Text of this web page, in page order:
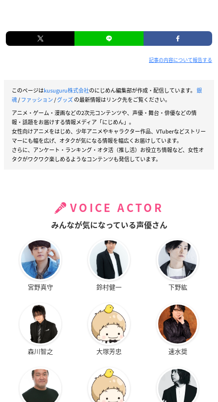
記事の内容について報告する
このページはkusuguru株式会社のにじめん編集部が作成・配信しています。 銀
魂/ファッション/グッズの最新情報はリンク先をご覧ください。
アニメ・ゲーム・漫画などの2次元コンテンツや、声優・舞台・俳優などの情
報・話題をお届けする情報メディア「にじめん」。
女性向けアニメをはじめ、少年アニメやキャラクター作品、VTuberなどストリー
マーにも幅を広げ、オタクが気になる情報を幅広くお届けしています。
さらに、アンケート・ランキング・オタ活（推し活）お役立ち情報など、女性オ
タクがワクワク楽しめるようなコンテンツも発信しています。
VOICE ACTOR
みんなが気になっている声優さん
宮野真守 鈴村健一 下野紘
森川智之 大塚芳忠 速水奨